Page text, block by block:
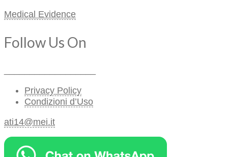
Medical Evidence
Follow Us On
Privacy Policy
Condizioni d’Uso
ati14@mei.it